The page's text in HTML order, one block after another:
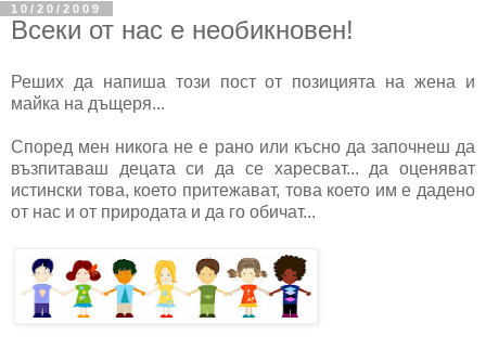
10/20/2009
Всеки от нас е необикновен!
Реших да напиша този пост от позицията на жена и
майка на дъщеря...
Според мен никога не е рано или късно да започнеш да
възпитаваш децата си да се харесват... да оценяват
истински това, което притежават, това което им е дадено
от нас и от природата и да го обичат...